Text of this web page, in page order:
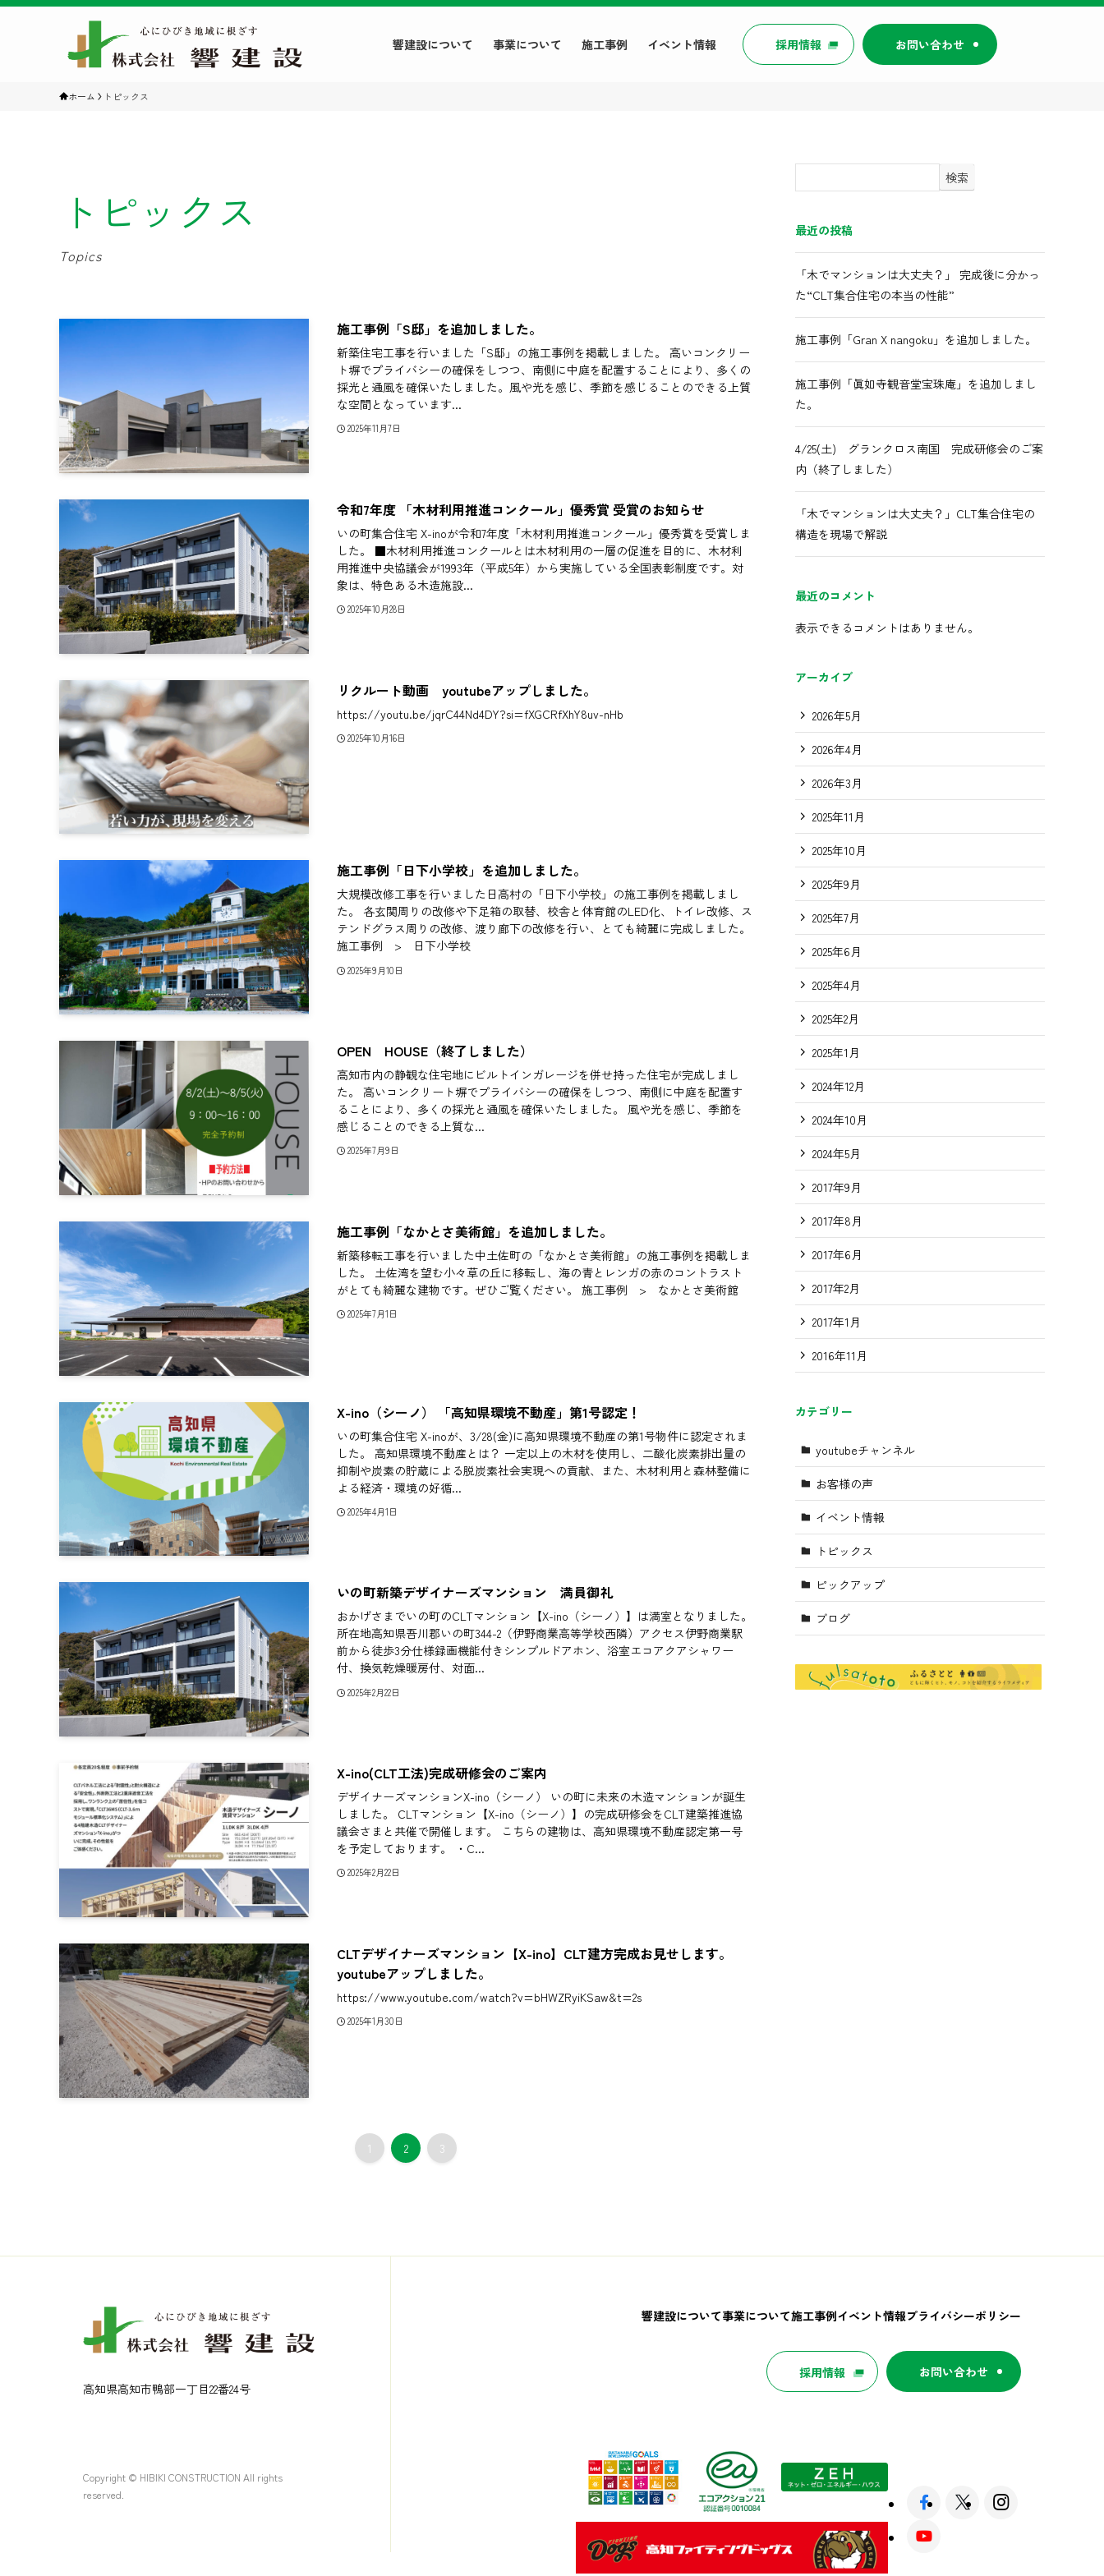
響建設について 事業について 施工事例 イベント情報 採用情報 お問い合わせ
ホーム トピックス
トピックス
Topics
施工事例「S邸」を追加しました。
新築住宅工事を行いました「S邸」の施工事例を掲載しました。 高いコンクリー
ト塀でプライバシーの確保をしつつ、南側に中庭を配置することにより、多くの
採光と通風を確保いたしました。風や光を感じ、季節を感じることのできる上質
な空間となっています...
2025年11月7日
令和7年度 「木材利用推進コンクール」優秀賞 受賞のお知らせ
いの町集合住宅 X-inoが令和7年度「木材利用推進コンクール」優秀賞を受賞しま
した。 ■木材利用推進コンクールとは木材利用の一層の促進を目的に、木材利
用推進中央協議会が1993年（平成5年）から実施している全国表彰制度です。対
象は、特色ある木造施設...
2025年10月28日
リクルート動画 youtubeアップしました。
https://youtu.be/jqrC44Nd4DY?si=fXGCRfXhY8uv-nHb
2025年10月16日
施工事例「日下小学校」を追加しました。
大規模改修工事を行いました日高村の「日下小学校」の施工事例を掲載しまし
た。 各玄関周りの改修や下足箱の取替、校舎と体育館のLED化、トイレ改修、ス
テンドグラス周りの改修、渡り廊下の改修を行い、とても綺麗に完成しました。
施工事例 > 日下小学校
2025年9月10日
OPEN HOUSE（終了しました）
高知市内の静観な住宅地にビルトインガレージを併せ持った住宅が完成しまし
た。 高いコンクリート塀でプライバシーの確保をしつつ、南側に中庭を配置す
ることにより、多くの採光と通風を確保いたしました。 風や光を感じ、季節を
感じることのできる上質な...
2025年7月9日
施工事例「なかとさ美術館」を追加しました。
新築移転工事を行いました中土佐町の「なかとさ美術館」の施工事例を掲載しま
した。 土佐湾を望む小々草の丘に移転し、海の青とレンガの赤のコントラスト
がとても綺麗な建物です。ぜひご覧ください。 施工事例 > なかとさ美術館
2025年7月1日
X-ino（シーノ） 「高知県環境不動産」第1号認定！
いの町集合住宅 X-inoが、3/28(金)に高知県環境不動産の第1号物件に認定されま
した。 高知県環境不動産とは？ 一定以上の木材を使用し、二酸化炭素排出量の
抑制や炭素の貯蔵による脱炭素社会実現への貢献、また、木材利用と森林整備に
よる経済・環境の好循...
2025年4月1日
いの町新築デザイナーズマンション 満員御礼
おかげさまでいの町のCLTマンション【X-ino（シーノ）】は満室となりました。
所在地高知県吾川郡いの町344-2（伊野商業高等学校西隣）アクセス伊野商業駅
前から徒歩3分仕様録画機能付きシンプルドアホン、浴室エコアクアシャワー
付、換気乾燥暖房付、対面...
2025年2月22日
X-ino(CLT工法)完成研修会のご案内
デザイナーズマンションX-ino（シーノ） いの町に未来の木造マンションが誕生
しました。 CLTマンション【X-ino（シーノ）】の完成研修会をCLT建築推進協
議会さまと共催で開催します。 こちらの建物は、高知県環境不動産認定第一号
を予定しております。 ・C...
2025年2月22日
CLTデザイナーズマンション【X-ino】CLT建方完成お見せします。
youtubeアップしました。
https://www.youtube.com/watch?v=bHWZRyiKSaw&t=2s
2025年1月30日
1 2 3
検索
最近の投稿
「木でマンションは大丈夫？」 完成後に分かっ
た“CLT集合住宅の本当の性能”
施工事例「Gran X nangoku」を追加しました。
施工事例「眞如寺観音堂宝珠庵」を追加しまし
た。
4/25(土) グランクロス南国 完成研修会のご案
内（終了しました）
「木でマンションは大丈夫？」CLT集合住宅の
構造を現場で解説
最近のコメント
表示できるコメントはありません。
アーカイブ
2026年5月
2026年4月
2026年3月
2025年11月
2025年10月
2025年9月
2025年7月
2025年6月
2025年4月
2025年2月
2025年1月
2024年12月
2024年10月
2024年5月
2017年9月
2017年8月
2017年6月
2017年2月
2017年1月
2016年11月
カテゴリー
youtubeチャンネル
お客様の声
イベント情報
トピックス
ピックアップ
ブログ
高知県高知市鴨部一丁目22番24号
Copyright © HIBIKI CONSTRUCTION All rights
reserved.
響建設について事業について施工事例イベント情報プライバシーポリシー
採用情報 お問い合わせ